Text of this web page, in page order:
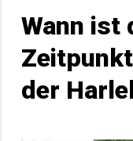
Wann ist
der